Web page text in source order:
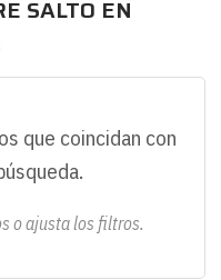
SALTO EN
que coincidan con
o ajusta los filtros.